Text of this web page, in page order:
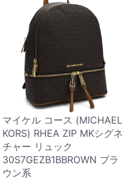
マイケル コース (MICHAEL
KORS) RHEA ZIP MKシグネ
チャー リュック
30S7GEZB1BBROWN ブラ
ウン系